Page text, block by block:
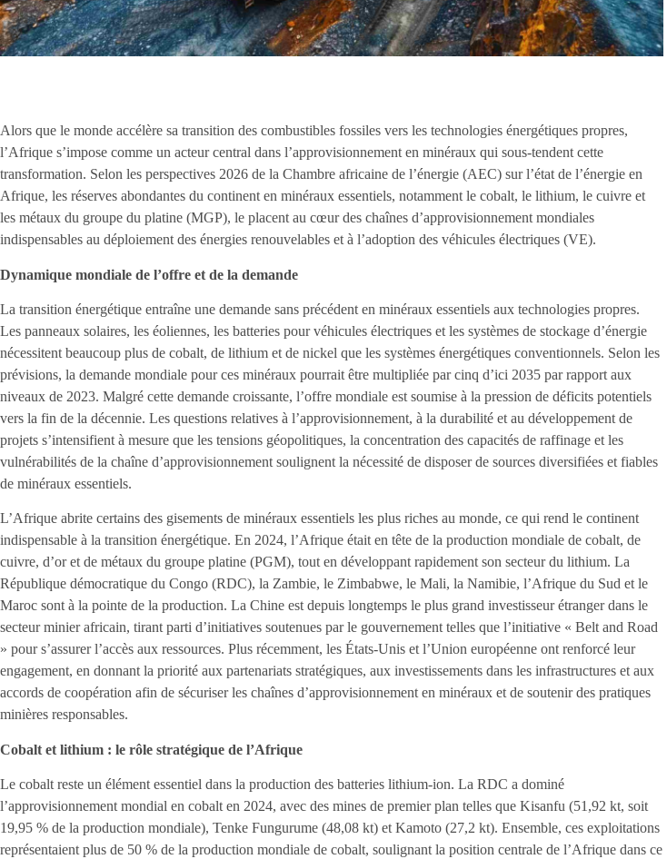
Alors que le monde accélère sa transition des combustibles fossiles vers les technologies énergétiques propres,
l’Afrique s’impose comme un acteur central dans l’approvisionnement en minéraux qui sous-tendent cette
transformation. Selon les perspectives 2026 de la Chambre africaine de l’énergie (AEC) sur l’état de l’énergie en
Afrique, les réserves abondantes du continent en minéraux essentiels, notamment le cobalt, le lithium, le cuivre et
les métaux du groupe du platine (MGP), le placent au cœur des chaînes d’approvisionnement mondiales
indispensables au déploiement des énergies renouvelables et à l’adoption des véhicules électriques (VE).
Dynamique mondiale de l’offre et de la demande
La transition énergétique entraîne une demande sans précédent en minéraux essentiels aux technologies propres.
Les panneaux solaires, les éoliennes, les batteries pour véhicules électriques et les systèmes de stockage d’énergie
nécessitent beaucoup plus de cobalt, de lithium et de nickel que les systèmes énergétiques conventionnels. Selon les
prévisions, la demande mondiale pour ces minéraux pourrait être multipliée par cinq d’ici 2035 par rapport aux
niveaux de 2023. Malgré cette demande croissante, l’offre mondiale est soumise à la pression de déficits potentiels
vers la fin de la décennie. Les questions relatives à l’approvisionnement, à la durabilité et au développement de
projets s’intensifient à mesure que les tensions géopolitiques, la concentration des capacités de raffinage et les
vulnérabilités de la chaîne d’approvisionnement soulignent la nécessité de disposer de sources diversifiées et fiables
de minéraux essentiels.
L’Afrique abrite certains des gisements de minéraux essentiels les plus riches au monde, ce qui rend le continent
indispensable à la transition énergétique. En 2024, l’Afrique était en tête de la production mondiale de cobalt, de
cuivre, d’or et de métaux du groupe platine (PGM), tout en développant rapidement son secteur du lithium. La
République démocratique du Congo (RDC), la Zambie, le Zimbabwe, le Mali, la Namibie, l’Afrique du Sud et le
Maroc sont à la pointe de la production. La Chine est depuis longtemps le plus grand investisseur étranger dans le
secteur minier africain, tirant parti d’initiatives soutenues par le gouvernement telles que l’initiative « Belt and Road
» pour s’assurer l’accès aux ressources. Plus récemment, les États-Unis et l’Union européenne ont renforcé leur
engagement, en donnant la priorité aux partenariats stratégiques, aux investissements dans les infrastructures et aux
accords de coopération afin de sécuriser les chaînes d’approvisionnement en minéraux et de soutenir des pratiques
minières responsables.
Cobalt et lithium : le rôle stratégique de l’Afrique
Le cobalt reste un élément essentiel dans la production des batteries lithium-ion. La RDC a dominé
l’approvisionnement mondial en cobalt en 2024, avec des mines de premier plan telles que Kisanfu (51,92 kt, soit
19,95 % de la production mondiale), Tenke Fungurume (48,08 kt) et Kamoto (27,2 kt). Ensemble, ces exploitations
représentaient plus de 50 % de la production mondiale de cobalt, soulignant la position centrale de l’Afrique dans ce